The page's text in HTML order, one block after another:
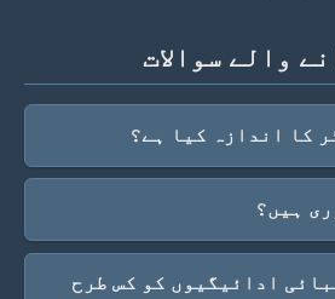
والے سوالات
کا اندازہ کیا ہے؟
ہیں؟
ادائیگیوں کو کس طرح